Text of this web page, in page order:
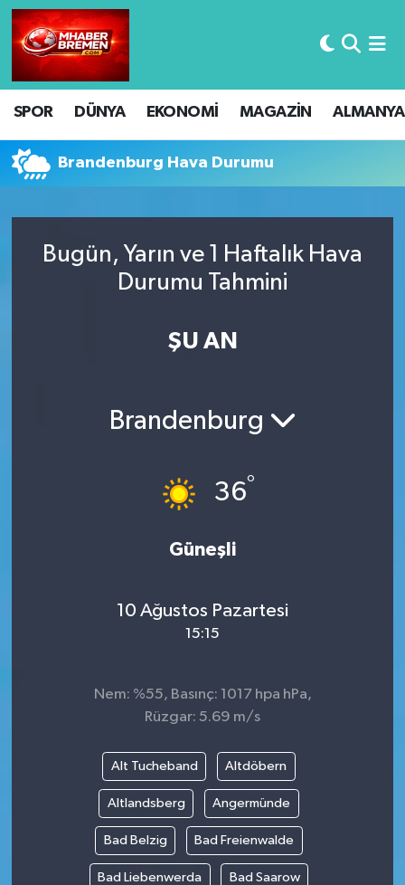
SPOR DÜNYA EKONOMİ MAGAZİN ALMANYA
Brandenburg Hava Durumu
Bugün, Yarın ve 1 Haftalık Hava
Durumu Tahmini
ŞU AN
Brandenburg
36°
Güneşli
10 Ağustos Pazartesi
15:15
Nem: %55, Basınç: 1017 hpa hPa,
Rüzgar: 5.69 m/s
Alt Tucheband Altdöbern
Altlandsberg Angermünde
Bad Belzig Bad Freienwalde
Bad Liebenwerda Bad Saarow
Hava Durumu
Trafik Durumu
Süper Lig Puan Durumu ve Fikstür
Son Dakika Haberleri